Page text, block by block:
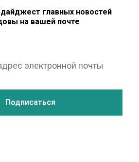
главных новостей
на вашей почте